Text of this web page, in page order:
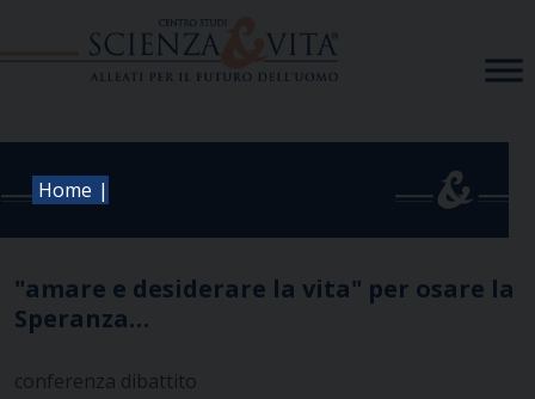
Home |
"amare e desiderare la vita" per osare la
Speranza…
conferenza dibattito